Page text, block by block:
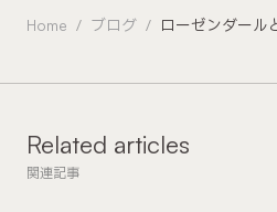
Home ブログ ローゼンダール
関連記事
Related articles